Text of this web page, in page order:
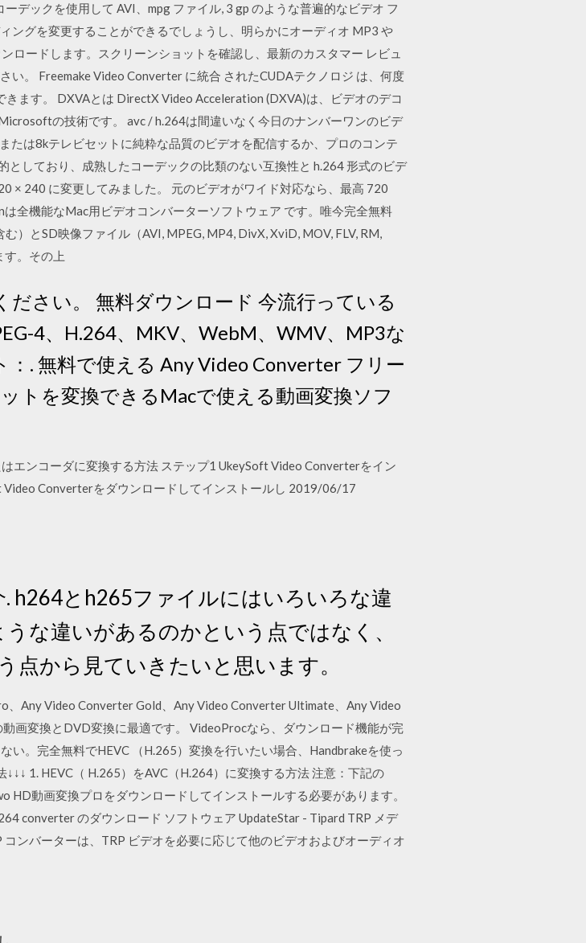
デックを使用して AVI、mpg ファイル, 3 gp のような普遍的なビデオ フ
ングを変更することができるでしょうし、明らかにオーディオ MP3 や
ードします。スクリーンショットを確認し、最新のカスタマー レビュ
い。 Freemake Video Converter に統合 されたCUDAテクノロジ は、何度
ます。 DXVAとは DirectX Video Acceleration (DXVA)は、ビデオのデコ
の技術です。 avc / h.264は間違いなく今日のナンバーワンのビデ
たは8kテレビセットに純粋な品質のビデオを配信するか、プロのコンテ
しており、成熟したコーデックの比類のない互換性と h.264 形式のビデ
× 240 に変更してみました。 元のビデオがワイド対応なら、最高 720
全機能なMac用ビデオコンバーターソフトウェア です。唯今完全無料
）とSD映像ファイル（AVI, MPEG, MP4, DivX, XviD, MOV, FLV, RM,
す。その上
さい。 無料ダウンロード 今流行っている
4、H.264、MKV、WebM、WMV、MP3な
. 無料で使える Any Video Converter フリー
トを変換できるMacで使える動画変換ソフ
エンコーダに変換する方法 ステップ1 UkeySoft Video Converterをイン
Converterをダウンロードしてインストールし 2019/06/17
h264とh265ファイルにはいろいろな違
な違いがあるのかという点ではなく、
から見ていきたいと思います。
Any Video Converter Gold、Any Video Converter Ultimate、Any Video
画変換とDVD変換に最適です。 VideoProcなら、ダウンロード機能が完
い。完全無料でHEVC （H.265）変換を行いたい場合、Handbrakeを使っ
1. HEVC（ H.265）をAVC（H.264）に変換する方法 注意：下記の
動画変換プロをダウンロードしてインストールする必要があります。
converter のダウンロード ソフトウェア UpdateStar - Tipard TRP メデ
ンバーターは、TRP ビデオを必要に応じて他のビデオおよびオーディオ